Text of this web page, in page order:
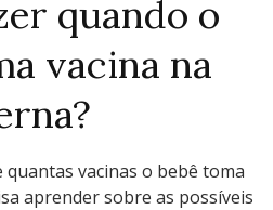
quando o
vacina na
quantas vacinas o bebê toma
aprender sobre as possíveis